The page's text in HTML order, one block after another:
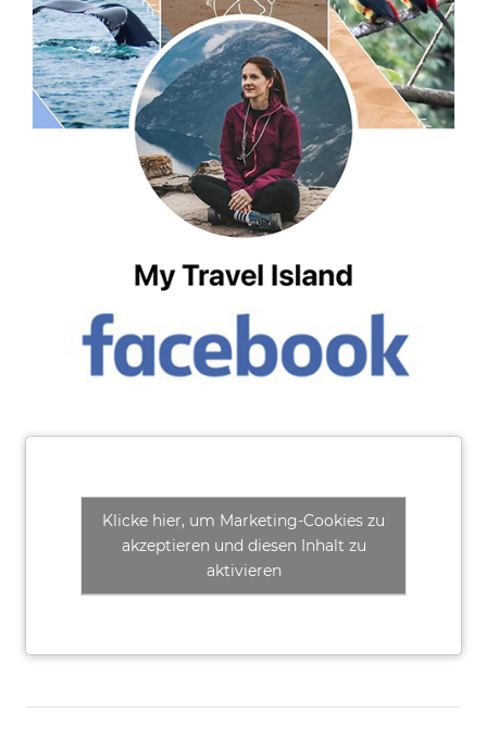
Klicke hier, um Marketing-Cookies zu
akzeptieren und diesen Inhalt zu
aktivieren